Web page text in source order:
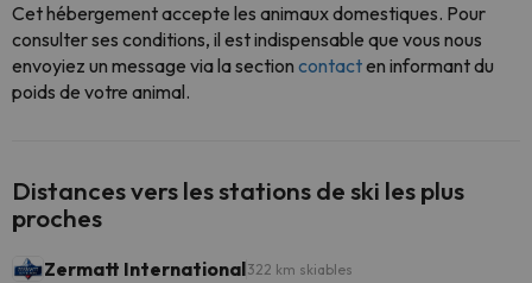
Cet hébergement accepte les animaux domestiques. Pour
consulter ses conditions, il est indispensable que vous nous
envoyiez un message via la section contacten informant du
poids de votre animal.
Distances vers les stations de ski les plus
proches
Zermatt International322 km skiables